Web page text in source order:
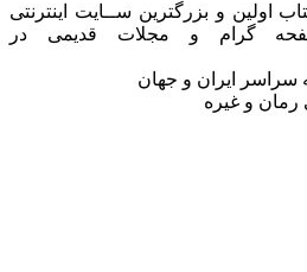
اولین و بزرگترین ســایت اینترنتی
گرام و مجلات قدیمی در
سراسر ایران و جهان
رمان و غیره